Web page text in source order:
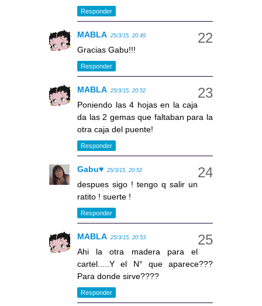
Responder
MABLA 25/3/15, 20:49
Gracias Gabu!!!
Responder
MABLA 25/3/15, 20:52
Poniendo las 4 hojas en la caja
da las 2 gemas que faltaban para la
otra caja del puente!
Responder
Gabu♥ 25/3/15, 20:52
despues sigo ! tengo q salir un
ratito ! suerte !
Responder
MABLA 25/3/15, 20:53
Ahi la otra madera para el
cartel.....Y el N° que aparece???
Para donde sirve????
Responder